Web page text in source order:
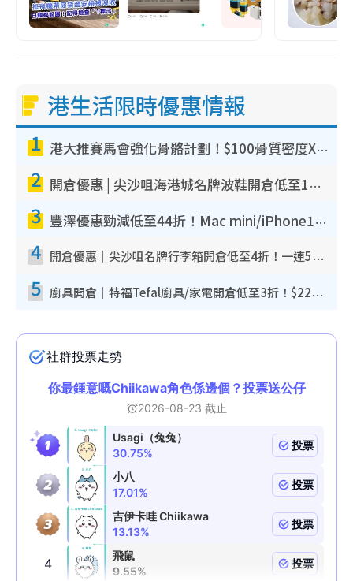
港生活限時優惠情報
1 港大推賽馬會強化骨骼計劃！$100骨質密度X光檢查 完成免費運動訓練送超市禮券！附參加資格
2 開倉優惠 | 尖沙咀海港城名牌波鞋開倉低至1折！On鞋$899起／Joy&Peace鞋履$98起
3 豐澤優惠勁減低至44折！Mac mini/iPhone17Pro大減價！廚房家電$220起
4 開倉優惠｜尖沙咀名牌行李箱開倉低至4折！一連5日 American Tourister/ace./Hallmark $200起！
5 廚具開倉｜特福Tefal廚具/家電開倉低至3折！$220起買平底鍋/炒鑊/湯煲！電飯煲/吸塵機/燙斗$418起